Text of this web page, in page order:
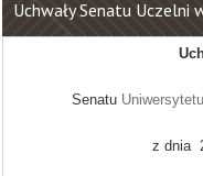
Uchwały Senatu Uczelni
Senatu
z dnia